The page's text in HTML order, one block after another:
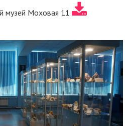
музей Моховая 11